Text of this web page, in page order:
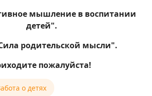
мышление в воспитании
детей".
родительской мысли".
пожалуйста!
о детях